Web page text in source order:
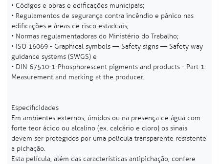
• Códigos e obras e edificações municipais;
• Regulamentos de segurança contra incêndio e pânico nas
edificações e áreas de risco estaduais;
• Normas regulamentadoras do Ministério do Trabalho;
• ISO 16069 - Graphical symbols — Safety signs — Safety way
guidance systems (SWGS) e
• DIN 67510-1-Phosphorescent pigments and products - Part 1:
Measurement and marking at the producer.
Especificidades
Em ambientes externos, úmidos ou na presença de água com
forte teor ácido ou alcalino (ex. calcário e cloro) os sinais
devem ser protegidos por uma película transparente resistente
a pichação.
Esta película, além das características antipichação, confere